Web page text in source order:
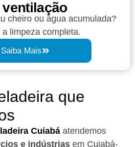
ventilação
cheiro ou água acumulada?
a limpeza completa.
Saiba Mais
que
Cuiabá atendemos
e indústrias em Cuiabá-